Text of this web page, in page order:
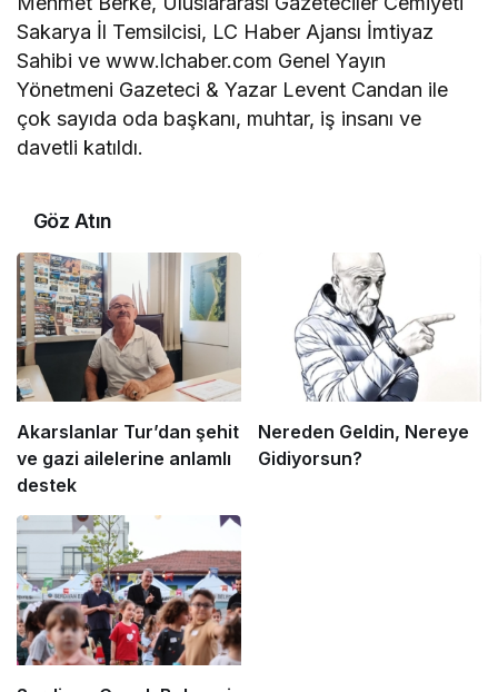
Sakarya İl Temsilcisi, LC Haber Ajansı İmtiyaz
Sahibi ve www.lchaber.com⁠ Genel Yayın
Yönetmeni Gazeteci & Yazar Levent Candan ile
çok sayıda oda başkanı, muhtar, iş insanı ve
davetli katıldı.
Göz Atın
Akarslanlar Tur’dan şehit
ve gazi ailelerine anlamlı
destek
Nereden Geldin, Nereye
Gidiyorsun?